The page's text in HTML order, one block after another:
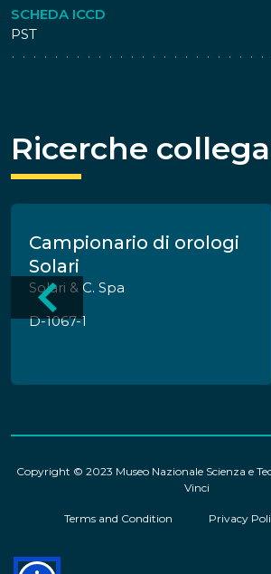
SCHEDA ICCD
PST
Ricerche
Campionario di orologi
Solari
Solari & C. Spa
D-1067-1
Copyright © 2023 Museo Nazionale Scienza e
Vinci
Terms and Condition Privacy